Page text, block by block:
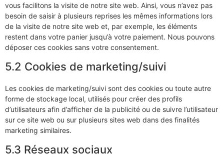
vous facilitons la visite de notre site web. Ainsi, vous n’avez pas
besoin de saisir à plusieurs reprises les mêmes informations lors
de la visite de notre site web et, par exemple, les éléments
restent dans votre panier jusqu’à votre paiement. Nous pouvons
déposer ces cookies sans votre consentement.
5.2 Cookies de marketing/suivi
Les cookies de marketing/suivi sont des cookies ou toute autre
forme de stockage local, utilisés pour créer des profils
d’utilisateurs afin d’afficher de la publicité ou de suivre l’utilisateur
sur ce site web ou sur plusieurs sites web dans des finalités
marketing similaires.
5.3 Réseaux sociaux